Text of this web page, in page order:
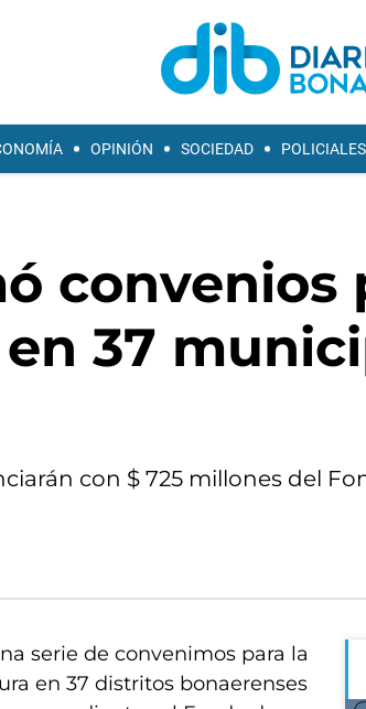
OPINIÓN SOCIEDAD POLICIALES
convenios
37
con $ 725 millones del
serie de convenimos para la
en 37 distritos bonaerenses